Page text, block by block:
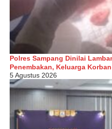
Polres Sampang Dinilai
Penembakan, Keluarga
5 Agustus 2026